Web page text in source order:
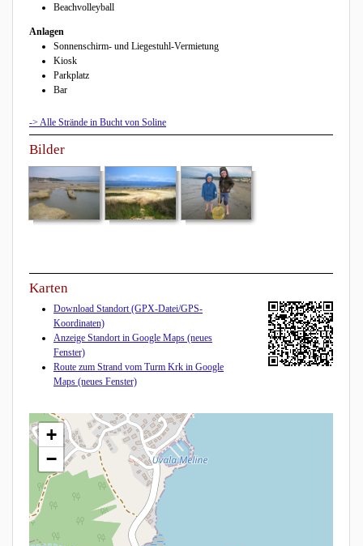
Beachvolleyball
Anlagen
Sonnenschirm- und Liegestuhl-Vermietung
Kiosk
Parkplatz
Bar
-> Alle Strände in Bucht von Soline
Bilder
Karten
Download Standort (GPX-Datei/GPS-
Koordinaten)
Anzeige Standort in Google Maps (neues
Fenster)
Route zum Strand vom Turm Krk in Google
Maps (neues Fenster)
+
−